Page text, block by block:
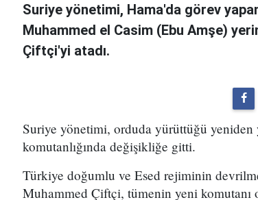
Suriye yönetimi, Hama'da görev
Muhammed el Casim (Ebu Amşe)
Çiftçi'yi atadı.
Suriye yönetimi, orduda yürüttüğü yeniden
komutanlığında değişikliğe gitti.
Türkiye doğumlu ve Esed rejiminin
Muhammed Çiftçi, tümenin yeni komutanı